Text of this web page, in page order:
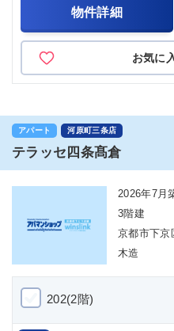
物件詳細
お気に
アパート 河原町三条店
テラッセ四条髙倉
2026年7月
3階建
京都市下京
木造
202(2階)